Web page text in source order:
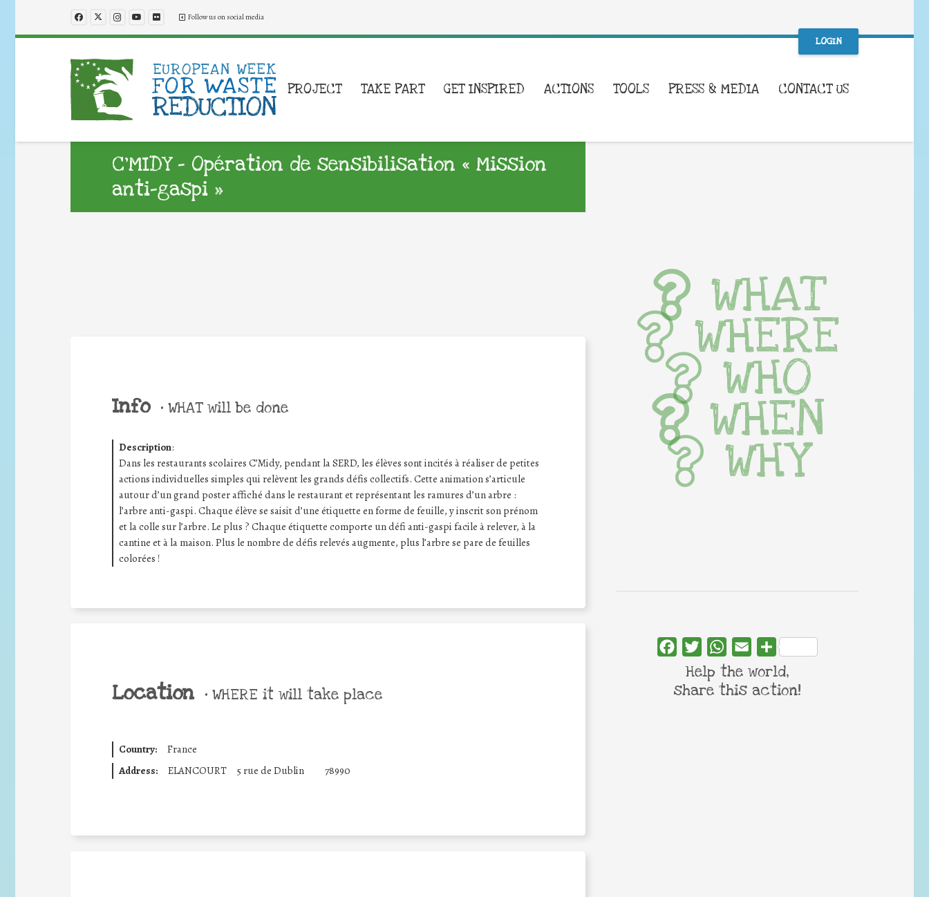
Follow us on social media
LOGIN
PROJECT TAKE PART GET INSPIRED ACTIONS TOOLS PRESS & MEDIA CONTACT US
C’MIDY – Opération de sensibilisation « Mission
anti-gaspi »
Info • WHAT will be done
Description:
Dans les restaurants scolaires C’Midy, pendant la SERD, les élèves sont incités à réaliser de petites
actions individuelles simples qui relèvent les grands défis collectifs. Cette animation s’articule
autour d’un grand poster affiché dans le restaurant et représentant les ramures d’un arbre :
l’arbre anti-gaspi. Chaque élève se saisit d’une étiquette en forme de feuille, y inscrit son prénom
et la colle sur l’arbre. Le plus ? Chaque étiquette comporte un défi anti-gaspi facile à relever, à la
cantine et à la maison. Plus le nombre de défis relevés augmente, plus l’arbre se pare de feuilles
colorées !
Location • WHERE it will take place
Country:
France
Address:
ELANCOURT 5 rue de Dublin 78990
WHAT
WHERE
WHO
WHEN
WHY
FacebookTwitterWhatsApp
Email Share
Help the world,
share this action!